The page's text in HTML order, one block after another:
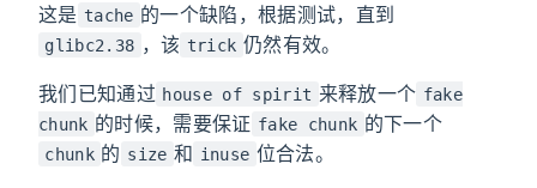
这是 tache 的一个缺陷，根据测试，直到
glibc2.38 ，该 trick 仍然有效。
我们已知通过 house of spirit 来释放一个 fake
chunk 的时候，需要保证 fake chunk 的下一个
chunk 的 size 和 inuse 位合法。